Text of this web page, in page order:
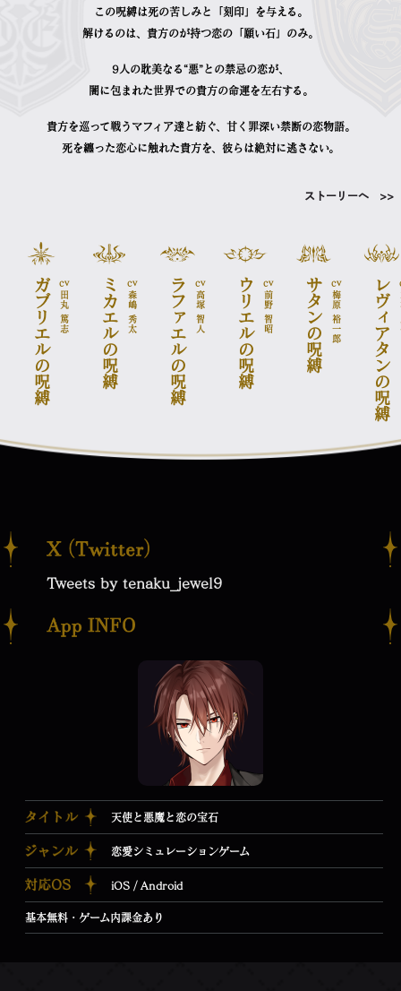
この呪縛は死の苦しみと「刻印」を与える。
解けるのは、貴方のが持つ恋の「願い石」のみ。
9人の耽美なる“悪”との禁忌の恋が、
闇に包まれた世界での貴方の命運を左右する。
貴方を巡って戦うマフィア達と紡ぐ、甘く罪深い禁断の恋物語。
死を纏った恋心に触れた貴方を、彼らは絶対に逃さない。
ストーリーへ >>
ガブリエル
の呪縛
cv
田丸 篤志 ミカエル
の呪縛
cv
森嶋 秀太 ラファエル
の呪縛
cv
高塚 智人 ウリエル
の呪縛
cv
前野 智昭
サタン
の呪縛
cv
梅原 裕一郎 レヴィアタン
の呪縛
Tweets by tenaku_jewel9
天使と悪魔と恋の宝石
恋愛シミュレーションゲーム
iOS / Android
基本無料・ゲーム内課金あり